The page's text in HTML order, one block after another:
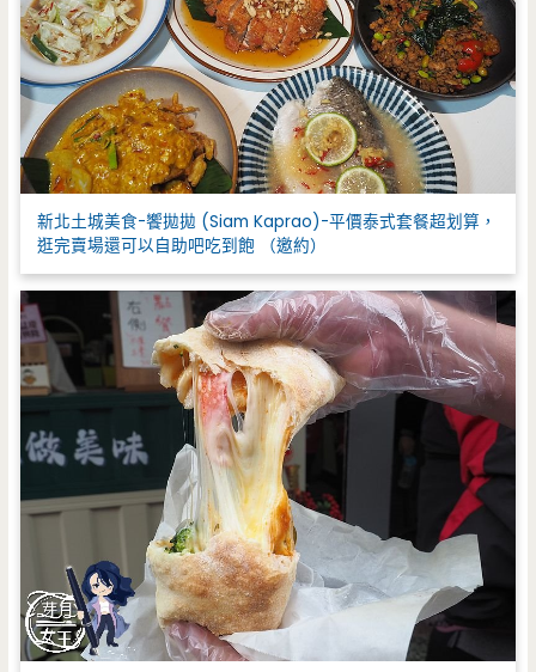
新北土城美食-饗拋拋 (Siam Kaprao)-平價泰式套餐超划算，
逛完賣場還可以自助吧吃到飽 （邀約）